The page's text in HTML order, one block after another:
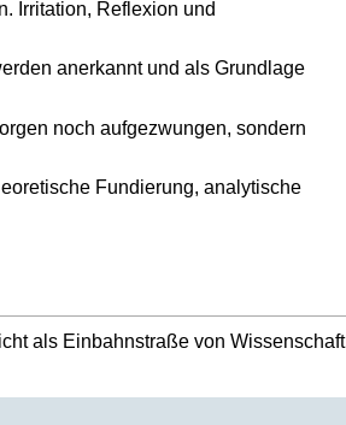
Irritation, Reflexion und
anerkannt und als Grundlage
noch aufgezwungen, sondern
Fundierung, analytische
als Einbahnstraße von Wissenschaft